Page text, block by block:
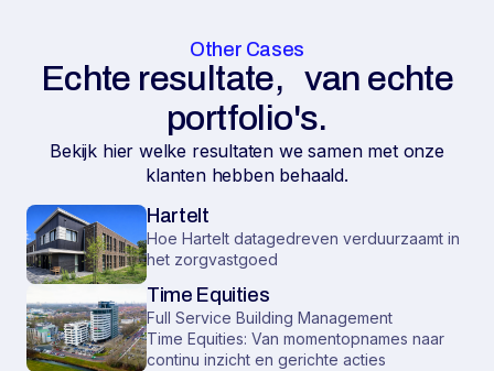
Other Cases
Echte resultate, van echte
portfolio's.
Bekijk hier welke resultaten we samen met onze
klanten hebben behaald.
Hartelt
Hoe Hartelt datagedreven verduurzaamt in
het zorgvastgoed
Full Service Building Management
Time Equities
Time Equities: Van momentopnames naar
continu inzicht en gerichte acties